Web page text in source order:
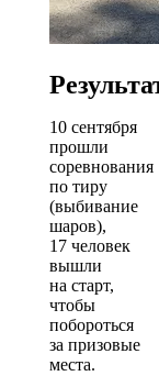
10 сентября
прошли
соревнования
по тиру
(выбивание
шаров),
17 человек
вышли
на старт,
чтобы
побороться
за призовые
места.